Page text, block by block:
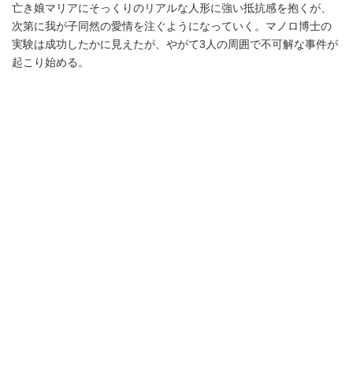
亡き娘マリアにそっくりのリアルな人形に強い抵抗感を抱くが、
次第に我が子同然の愛情を注ぐようになっていく。マノロ博士の
実験は成功したかに見えたが、やがて3人の周囲で不可解な事件が
起こり始める。